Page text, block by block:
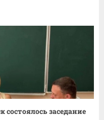
состоялось заседание